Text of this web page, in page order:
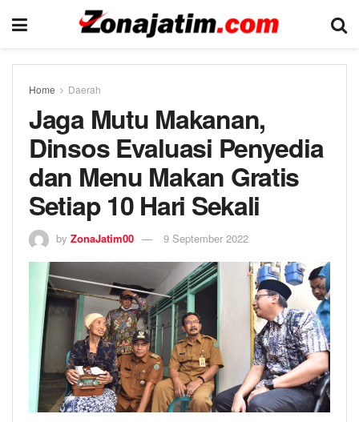
Home Daerah
Jaga Mutu Makanan,
Dinsos Evaluasi Penyedia
dan Menu Makan Gratis
Setiap 10 Hari Sekali
by ZonaJatim00 9 September 2022